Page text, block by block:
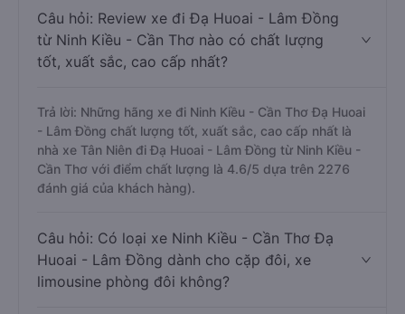
Câu hỏi: Review xe đi Đạ Huoai - Lâm Đồng
từ Ninh Kiều - Cần Thơ nào có chất lượng
tốt, xuất sắc, cao cấp nhất?
Trả lời: Những hãng xe đi Ninh Kiều - Cần Thơ Đạ Huoai
- Lâm Đồng chất lượng tốt, xuất sắc, cao cấp nhất là
nhà xe Tân Niên đi Đạ Huoai - Lâm Đồng từ Ninh Kiều -
Cần Thơ với điểm chất lượng là 4.6/5 dựa trên 2276
đánh giá của khách hàng).
Câu hỏi: Có loại xe Ninh Kiều - Cần Thơ Đạ
Huoai - Lâm Đồng dành cho cặp đôi, xe
limousine phòng đôi không?